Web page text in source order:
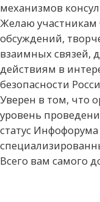
механизмов
Желаю
обсуждений,
взаимных связей,
действиям в
безопасности
Уверен в том, что
уровень
статус
Всего вам самого